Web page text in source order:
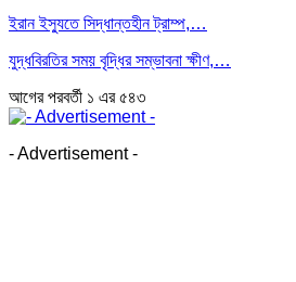
ইরান ইস্যুতে সিদ্ধান্তহীন ট্রাম্প,…
যুদ্ধবিরতির সময় বৃদ্ধির সম্ভাবনা ক্ষীণ,…
আগেরপরবর্তী ১ এর ৫৪৩
- Advertisement -